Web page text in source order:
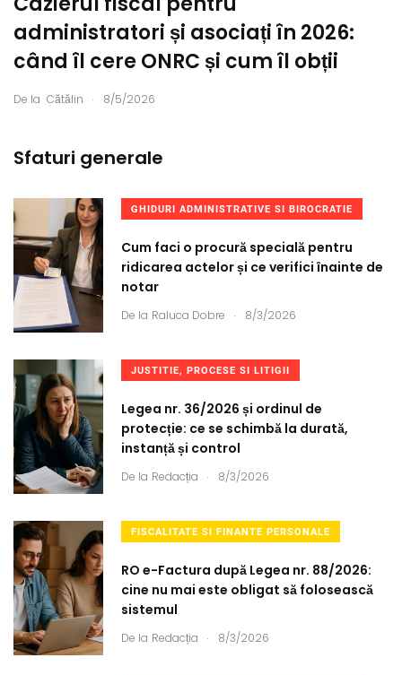
administratori și asociați în 2026:
când îl cere ONRC și cum îl obții
De la Cătălin . 8/5/2026
Sfaturi generale
GHIDURI ADMINISTRATIVE SI BIROCRATIE
Cum faci o procură specială pentru
ridicarea actelor și ce verifici înainte de
notar
De la Raluca Dobre . 8/3/2026
JUSTITIE, PROCESE SI LITIGII
Legea nr. 36/2026 și ordinul de
protecție: ce se schimbă la durată,
instanță și control
De la Redacția . 8/3/2026
FISCALITATE SI FINANTE PERSONALE
RO e-Factura după Legea nr. 88/2026:
cine nu mai este obligat să folosească
sistemul
De la Redacția . 8/3/2026